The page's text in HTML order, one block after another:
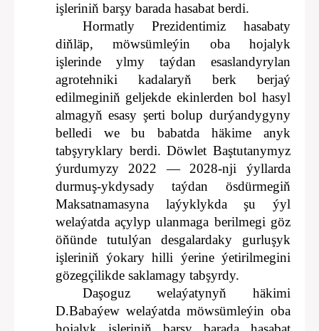
işleriniň barşy barada hasabat berdi.
Hormatly Prezidentimiz hasabaty
diňläp, möwsümleýin oba hojalyk
işlerinde ylmy taýdan esaslandyrylan
agrotehniki kadalaryň berk berjaý
edilmeginiň geljekde ekinlerden bol hasyl
almagyň esasy şerti bolup durýandygyny
belledi we bu babatda häkime anyk
tabşyryklary berdi. Döwlet Baştutanymyz
ýurdumyzy 2022 — 2028-nji ýyllarda
durmuş-ykdysady taýdan ösdürmegiň
Maksatnamasyna laýyklykda şu ýyl
welaýatda açylyp ulanmaga berilmegi göz
öňünde tutulýan desgalardaky gurluşyk
işleriniň ýokary hilli ýerine ýetirilmegini
gözegçilikde saklamagy tabşyrdy.
Daşoguz welaýatynyň häkimi
D.Babaýew welaýatda möwsümleýin oba